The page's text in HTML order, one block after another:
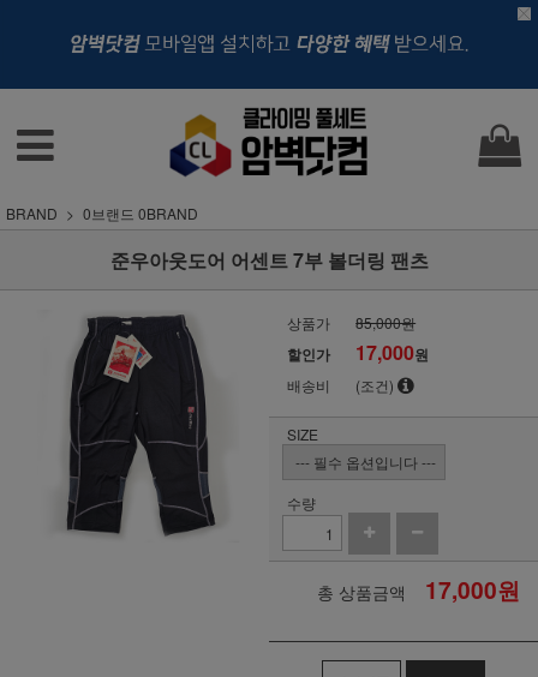
BRAND 0브랜드 0BRAND
준우아웃도어 어센트 7부 볼더링 팬츠
상품가 85,000원
할인가 17,000원
배송비 (조건)
SIZE
수량
총 상품금액 17,000원